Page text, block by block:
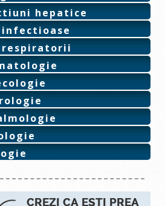
hepatice
infectioase
respiratorii